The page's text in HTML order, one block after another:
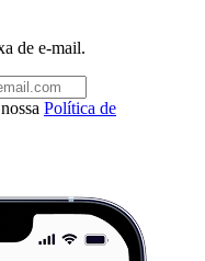
de e-mail.
Política de